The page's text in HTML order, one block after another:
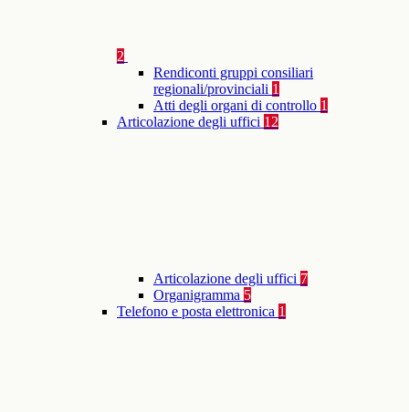
2
Rendiconti gruppi consiliari
regionali/provinciali 1
Atti degli organi di controllo 1
Articolazione degli uffici 12
Articolazione degli uffici 7
Organigramma 5
Telefono e posta elettronica 1